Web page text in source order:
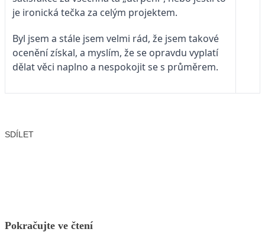
je ironická tečka za celým projektem.
Byl jsem a stále jsem velmi rád, že jsem takové
ocenění získal, a myslím, že se opravdu vyplatí
dělat věci naplno a nespokojit se s průměrem.
SDÍLET
Pokračujte ve čtení